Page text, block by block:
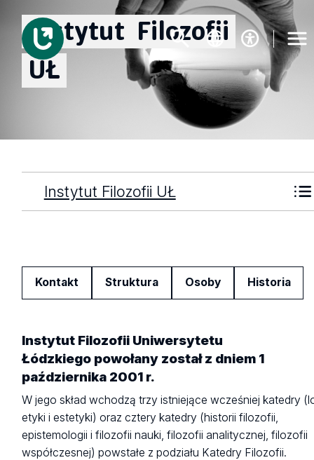
Instytut Filozofii
UŁ
Instytut Filozofii UŁ
Kontakt Struktura Osoby Historia
Instytut Filozofii Uniwersytetu
Łódzkiego powołany został z dniem 1
października 2001 r.
W jego skład wchodzą trzy istniejące wcześniej katedry
etyki i estetyki) oraz cztery katedry (historii filozofii,
epistemologii i filozofii nauki, filozofii analitycznej, filozofii
współczesnej) powstałe z podziału Katedry Filozofii.